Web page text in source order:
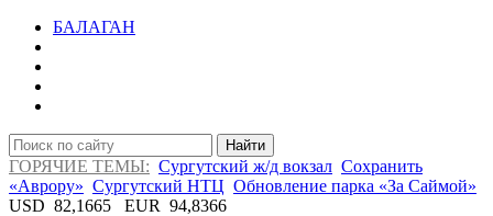
БАЛАГАН
Найти
ГОРЯЧИЕ ТЕМЫ: Сургутский ж/д вокзал Сохранить
«Аврору» Сургутский НТЦ Обновление парка «За Саймой»
USD 82,1665 EUR 94,8366